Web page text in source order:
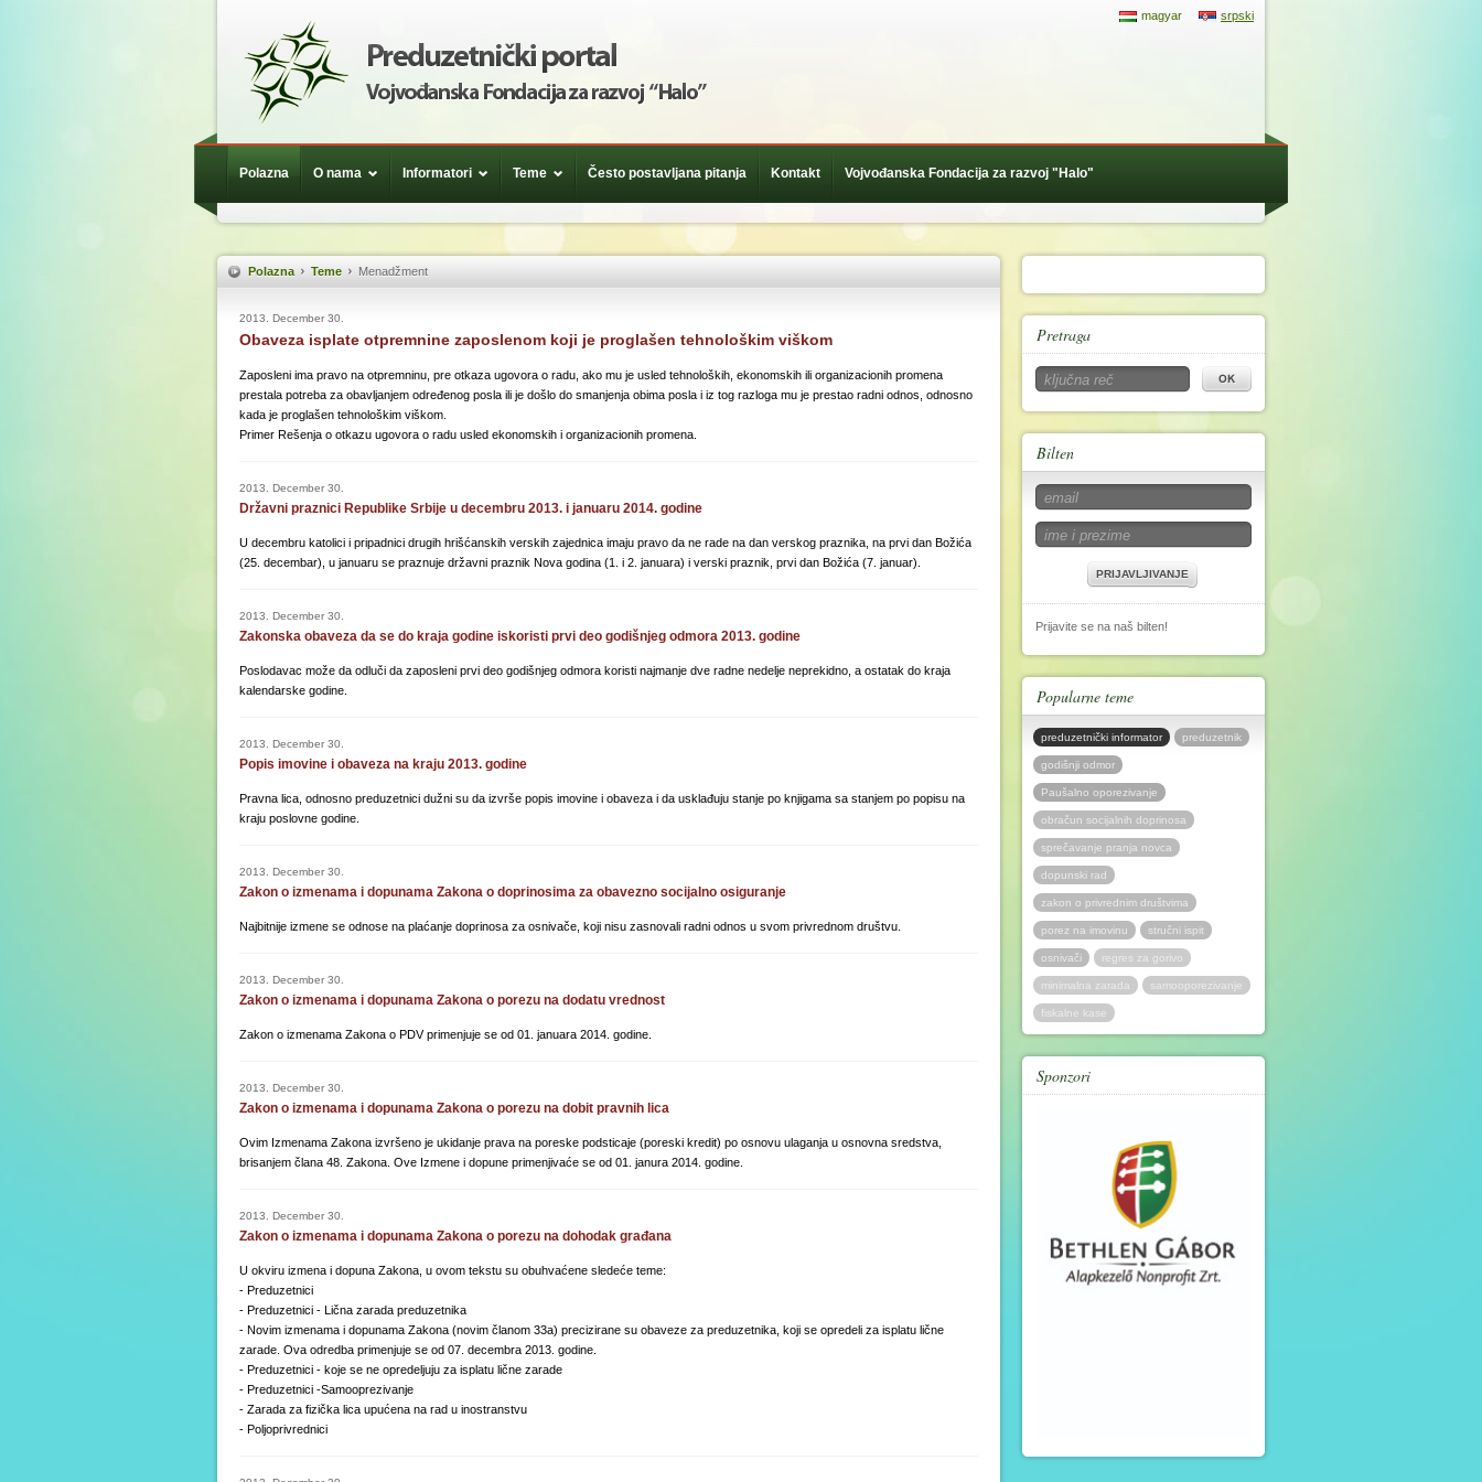
srpski
magyar
Polazna O nama Informatori Teme Često postavljana pitanja Kontakt Vojvođanska Fondacija za razvoj "Halo"
Polazna Teme Menadžment
2013. December 30.
Obaveza isplate otpremnine zaposlenom koji je proglašen tehnološkim viškom
Zaposleni ima pravo na otpremninu, pre otkaza ugovora o radu, ako mu je usled tehnoloških, ekonomskih ili organizacionih promena
prestala potreba za obavljanjem određenog posla ili je došlo do smanjenja obima posla i iz tog razloga mu je prestao radni odnos, odnosno
kada je proglašen tehnološkim viškom.
Primer Rešenja o otkazu ugovora o radu usled ekonomskih i organizacionih promena.
2013. December 30.
Državni praznici Republike Srbije u decembru 2013. i januaru 2014. godine
U decembru katolici i pripadnici drugih hrišćanskih verskih zajednica imaju pravo da ne rade na dan verskog praznika, na prvi dan Božića
(25. decembar), u januaru se praznuje državni praznik Nova godina (1. i 2. januara) i verski praznik, prvi dan Božića (7. januar).
2013. December 30.
Zakonska obaveza da se do kraja godine iskoristi prvi deo godišnjeg odmora 2013. godine
Poslodavac može da odluči da zaposleni prvi deo godišnjeg odmora koristi najmanje dve radne nedelje neprekidno, a ostatak do kraja
kalendarske godine.
2013. December 30.
Popis imovine i obaveza na kraju 2013. godine
Pravna lica, odnosno preduzetnici dužni su da izvrše popis imovine i obaveza i da usklađuju stanje po knjigama sa stanjem po popisu na
kraju poslovne godine.
2013. December 30.
Zakon o izmenama i dopunama Zakona o doprinosima za obavezno socijalno osiguranje
Najbitnije izmene se odnose na plaćanje doprinosa za osnivače, koji nisu zasnovali radni odnos u svom privrednom društvu.
2013. December 30.
Zakon o izmenama i dopunama Zakona o porezu na dodatu vrednost
Zakon o izmenama Zakona o PDV primenjuje se od 01. januara 2014. godine.
2013. December 30.
Zakon o izmenama i dopunama Zakona o porezu na dobit pravnih lica
Ovim Izmenama Zakona izvršeno je ukidanje prava na poreske podsticaje (poreski kredit) po osnovu ulaganja u osnovna sredstva,
brisanjem člana 48. Zakona. Ove Izmene i dopune primenjivaće se od 01. janura 2014. godine.
2013. December 30.
Zakon o izmenama i dopunama Zakona o porezu na dohodak građana
U okviru izmena i dopuna Zakona, u ovom tekstu su obuhvaćene sledeće teme:
- Preduzetnici
- Preduzetnici - Lična zarada preduzetnika
- Novim izmenama i dopunama Zakona (novim članom 33a) precizirane su obaveze za preduzetnika, koji se opredeli za isplatu lične
zarade. Ova odredba primenjuje se od 07. decembra 2013. godine.
- Preduzetnici - koje se ne opredeljuju za isplatu lične zarade
- Preduzetnici -Samooprezivanje
- Zarada za fizička lica upućena na rad u inostranstvu
- Poljoprivrednici
Pretraga
Bilten
PRIJAVLJIVANJE
Prijavite se na naš bilten!
Popularne teme
preduzetnički informator preduzetnik
godišnji odmor
Paušalno oporezivanje
obračun socijalnih doprinosa
sprečavanje pranja novca
dopunski rad
zakon o privrednim društvima
porez na imovinu stručni ispit
osnivači regres za gorivo
minimalna zarada samooporezivanje
fiskalne kase
Sponzori